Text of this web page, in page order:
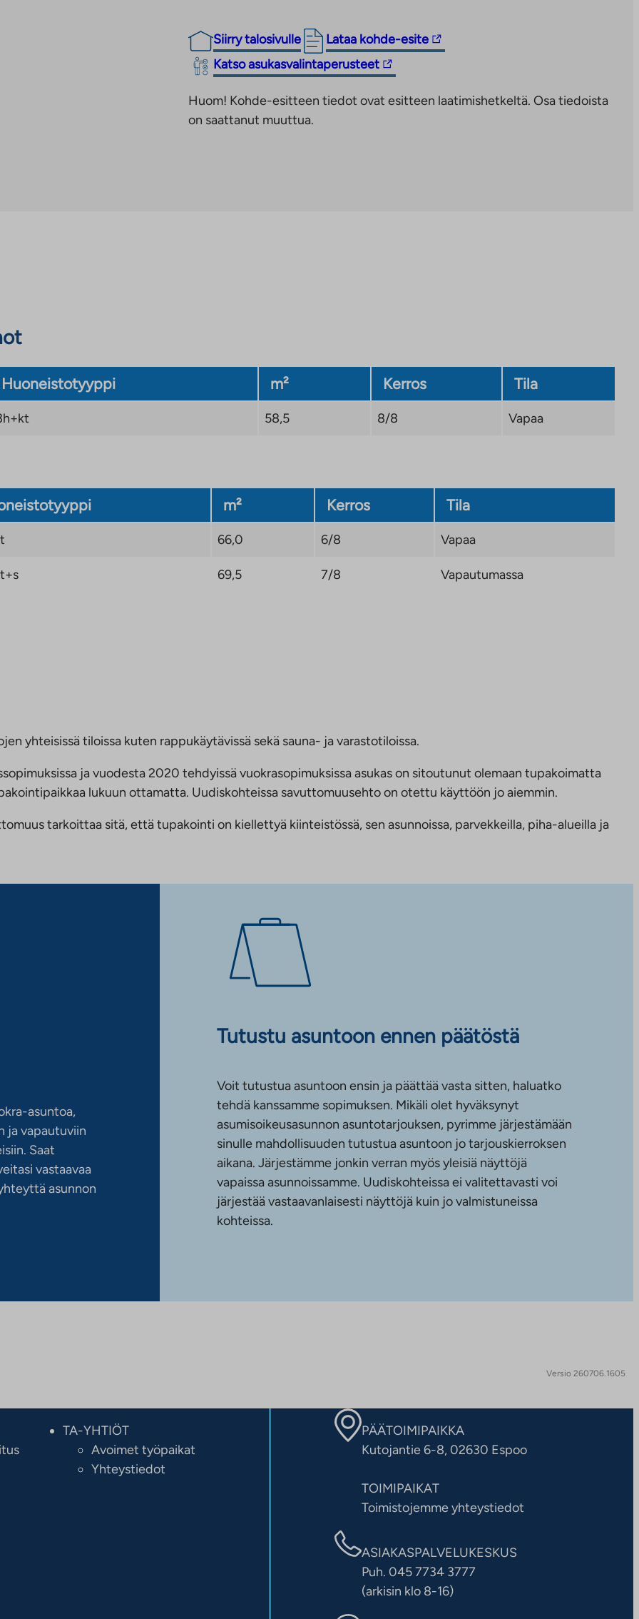
Siirry talosivulle Lataa kohde-esite
Linkki
vie
ulkopuoliseen
palveluun.
Katso asukasvalintaperusteet
Linkki
ulkopuoliseen
palveluun.
Huom! Kohde-esitteen tiedot ovat esitteen laatimishetkeltä. Osa tiedoista
on saattanut muuttua.
Huoneistotyyppi m² Kerros Tila
58,5 8/8 Vapaa
m² Kerros Tila
66,0 6/8 Vapaa
69,5 7/8 Vapautumassa
yhteisissä tiloissa kuten rappukäytävissä sekä sauna- ja varastotiloissa.
ja vuodesta 2020 tehdyissä vuokrasopimuksissa asukas on sitoutunut olemaan tupakoimatta
lukuun ottamatta. Uudiskohteissa savuttomuusehto on otettu käyttöön jo aiemmin.
tarkoittaa sitä, että tupakointi on kiellettyä kiinteistössä, sen asunnoissa, parvekkeilla, piha-alueilla ja
asuntoa,
ja vapautuviin
Saat
vastaavaa
asunnon
Tutustu asuntoon ennen päätöstä
Voit tutustua asuntoon ensin ja päättää vasta sitten, haluatko
tehdä kanssamme sopimuksen. Mikäli olet hyväksynyt
asumisoikeusasunnon asuntotarjouksen, pyrimme järjestämään
sinulle mahdollisuuden tutustua asuntoon jo tarjouskierroksen
aikana. Järjestämme jonkin verran myös yleisiä näyttöjä
vapaissa asunnoissamme. Uudiskohteissa ei valitettavasti voi
järjestää vastaavanlaisesti näyttöjä kuin jo valmistuneissa
kohteissa.
Versio 260706.1605
TA-YHTIÖT
Avoimet työpaikat
Yhteystiedot
PÄÄTOIMIPAIKKA
Kutojantie 6-8, 02630 Espoo
TOIMIPAIKAT
Toimistojemme yhteystiedot
ASIAKASPALVELUKESKUS
Puh. 045 7734 3777
(arkisin klo 8-16)